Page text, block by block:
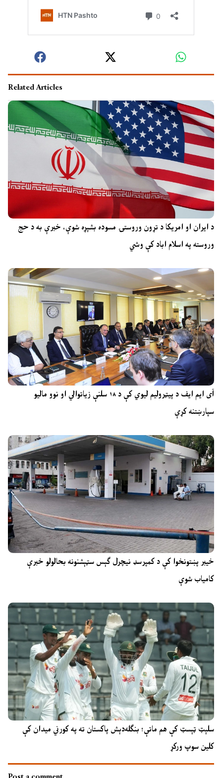
Related Articles
د ایران او امریکا د تړون وروستۍ مسوده بشپړه شوې، خبرې به د حج
وروسته په اسلام اباد کې وشي
آی ایم ایف د پیټرولیم لیوي کې د ۱۸ سلنې زیاتوالي او نوو مالیو
سپارښتنه کړې
خیبر پښتونخوا کې د کمپرسډ نیچرل ګېس سټېشنونه بحالولو خبرې
کامیاب شوې
سلېټ ټېسټ کې هم ماتې؛ بنګله‌دېش پاکستان ته په کورني میدان کې
کلین سوپ ورکړ